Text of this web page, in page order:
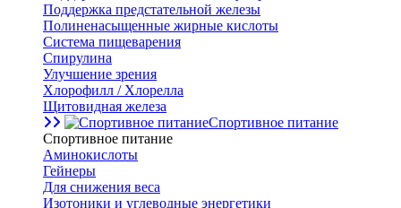
Поддержка предстательной железы
Полиненасыщенные жирные кислоты
Система пищеварения
Спирулина
Улучшение зрения
Хлорофилл / Хлорелла
Щитовидная железа
Спортивное питание
Спортивное питание
Аминокислоты
Гейнеры
Для снижения веса
Изотоники и углеводные энергетики